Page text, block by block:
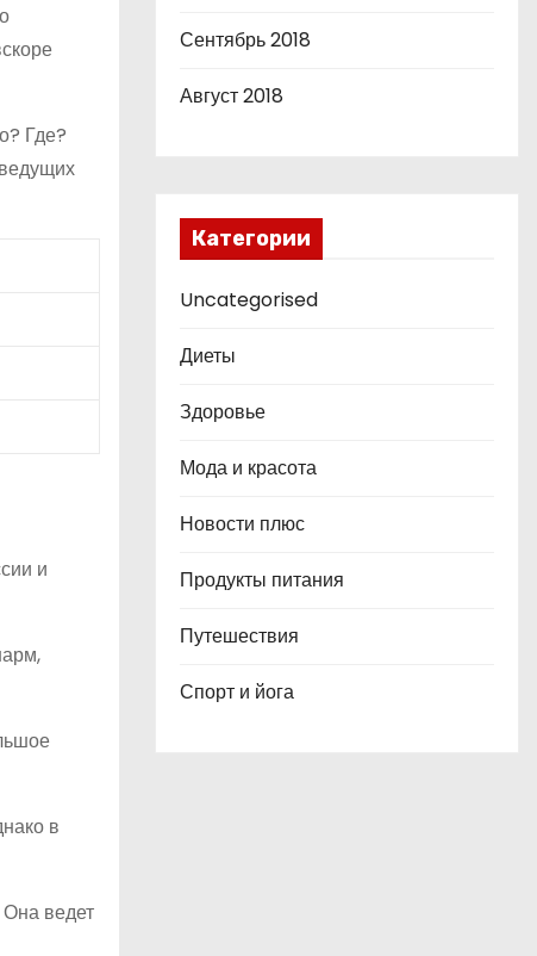
Где?
и
в
ведет
Сентябрь 2018
Август 2018
Категории
Uncategorised
Диеты
Здоровье
Мода и красота
Новости плюс
Продукты питания
Путешествия
Спорт и йога